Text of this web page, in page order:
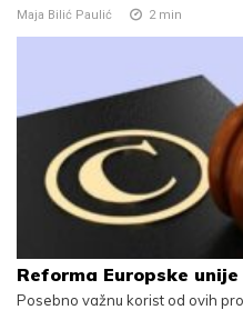
Maja Bilić Paulić 2 min
Reforma Europske
Posebno važnu korist od ovih